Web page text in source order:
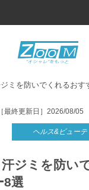
ミを防いでくれるおす
最終更新日］2026/08/05
ヘルス&ビューテ
ジミを防い
8選